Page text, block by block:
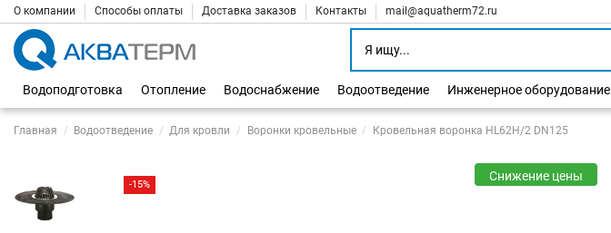
О компании Способы оплаты Доставка заказов Контакты mail@aquatherm72.ru
Водоподготовка
Отопление Водоснабжение Водоотведение Инженерное оборудование
Главная Водоотведение Для кровли Воронки кровельные Кровельная воронка HL62H/2 DN125
-15%
Снижение цены